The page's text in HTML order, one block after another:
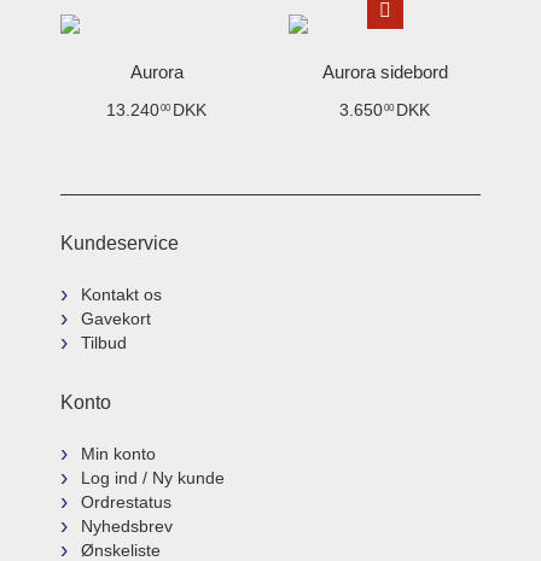
Aurora
13.24000 DKK
Aurora sidebord
3.65000 DKK
Kundeservice
Kontakt os
Gavekort
Tilbud
Konto
Min konto
Log ind / Ny kunde
Ordrestatus
Nyhedsbrev
Ønskeliste